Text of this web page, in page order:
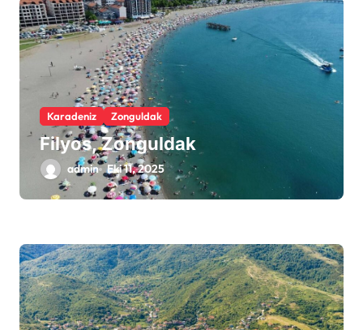
Karadeniz Zonguldak
Filyos, Zonguldak
admin Eki 11, 2025